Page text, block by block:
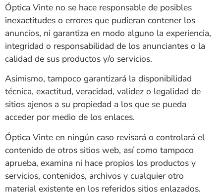
Óptica Vinte no se hace responsable de posibles
inexactitudes o errores que pudieran contener los
anuncios, ni garantiza en modo alguno la experiencia,
integridad o responsabilidad de los anunciantes o la
calidad de sus productos y/o servicios.
Asimismo, tampoco garantizará la disponibilidad
técnica, exactitud, veracidad, validez o legalidad de
sitios ajenos a su propiedad a los que se pueda
acceder por medio de los enlaces.
Óptica Vinte en ningún caso revisará o controlará el
contenido de otros sitios web, así como tampoco
aprueba, examina ni hace propios los productos y
servicios, contenidos, archivos y cualquier otro
material existente en los referidos sitios enlazados.